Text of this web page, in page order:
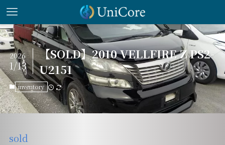
【SOLD】2010 VELLFIRE Z PS2-
U2151
2026
1/13
inventory
sold